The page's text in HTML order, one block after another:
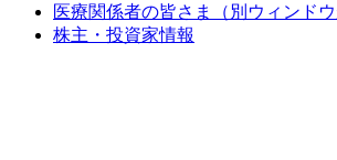
医療関係者の皆さま
（別ウィンド
株主・投資家情報